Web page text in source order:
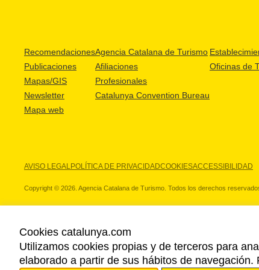
Recomendaciones
Publicaciones
Mapas/GIS
Newsletter
Mapa web
Agencia Catalana de Turismo
Afiliaciones
Profesionales
Catalunya Convention Bureau
Oficinas de
AVISO LEGALPOLÍTICA DE PRIVACIDADCOOKIESACCESSIBILIDAD
Copyright © 2026. Agencia Catalana de Turismo. Todos los derechos
NUESTROS PARTNERS
Cookies catalunya.com
Utilizamos cookies propias y de terceros para
elaborado a partir de sus hábitos de